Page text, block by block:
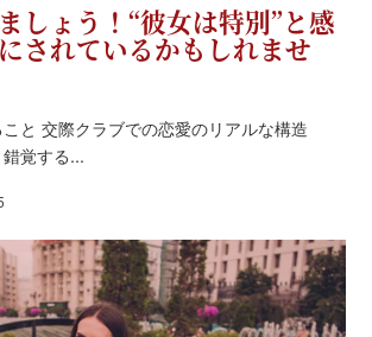
しょう！“彼女は特別”と感
されているかもしれませ
と 交際クラブでの恋愛のリアルな構造
錯覚する...